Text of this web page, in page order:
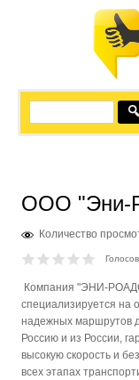
ООО "Эни-
Количество
Компания "ЭНИ-
специализируется на
надежных маршрутов
Россию и из России,
высокую скорость и
всех этапах